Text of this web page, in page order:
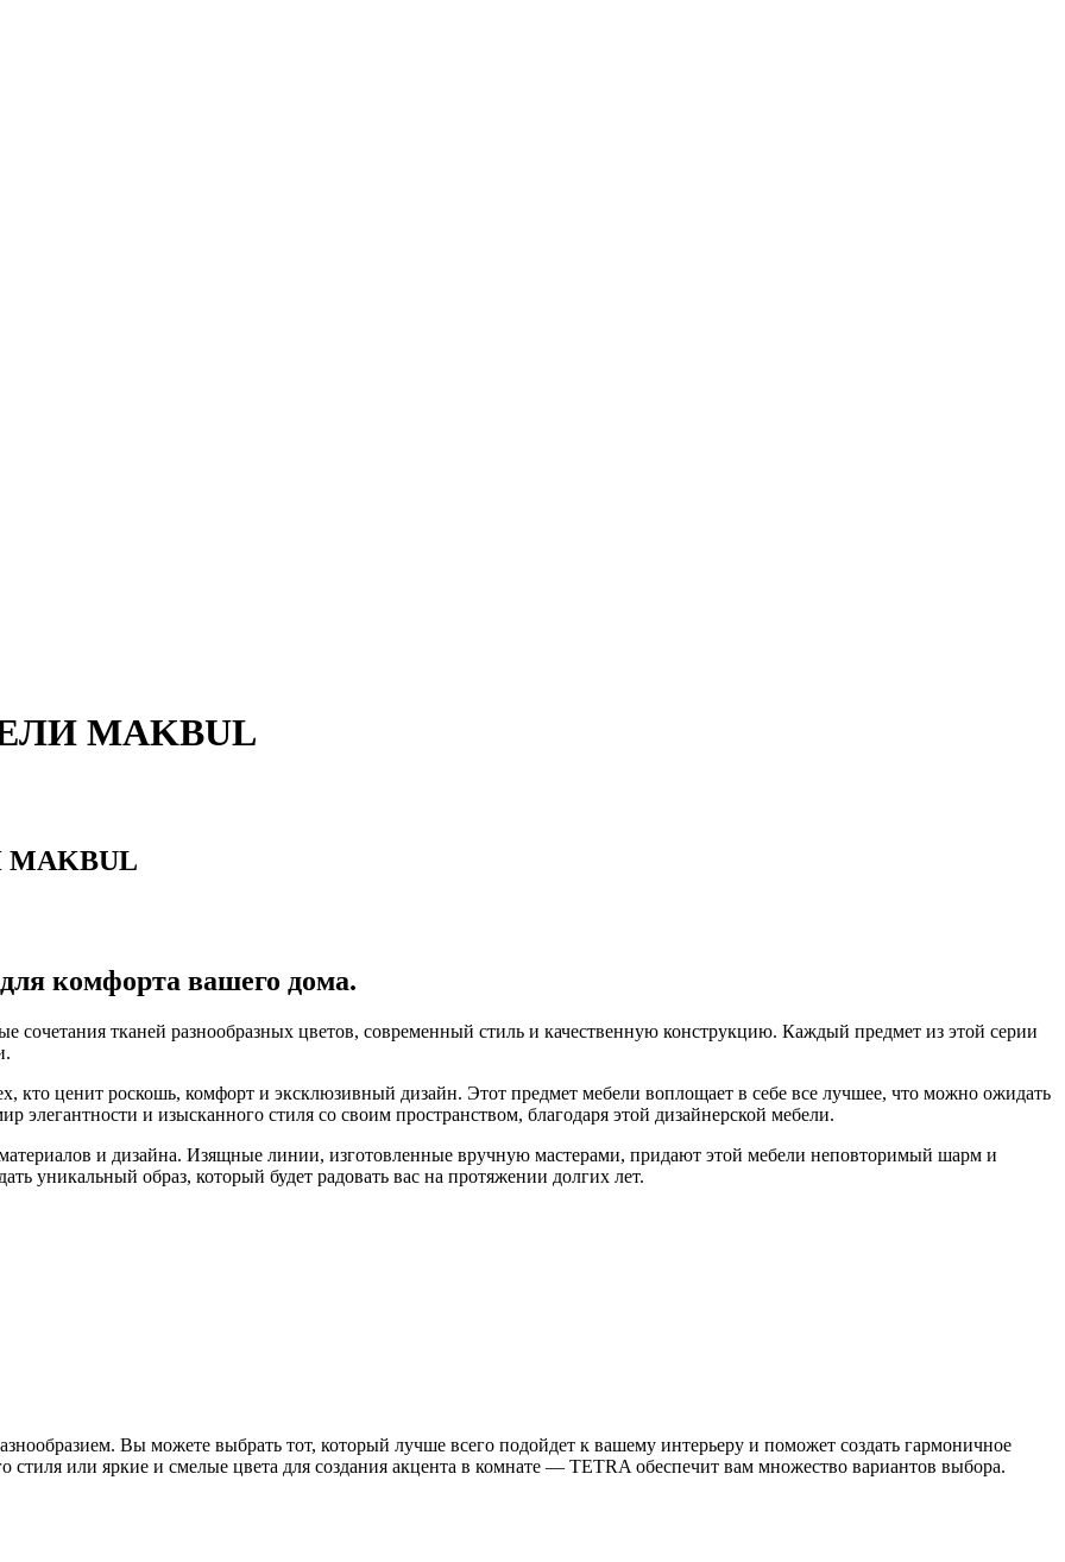
MAKBUL
комфорта вашего дома.
сочетания тканей разнообразных цветов, современный стиль и качественную конструкцию. Каждый предмет из этой серии
ценит роскошь, комфорт и эксклюзивный дизайн. Этот предмет мебели воплощает в себе все лучшее, что можно ожидать
элегантности и изысканного стиля со своим пространством, благодаря этой дизайнерской мебели.
и дизайна. Изящные линии, изготовленные вручную мастерами, придают этой мебели неповторимый шарм и
уникальный образ, который будет радовать вас на протяжении долгих лет.
Вы можете выбрать тот, который лучше всего подойдет к вашему интерьеру и поможет создать гармоничное
стиля или яркие и смелые цвета для создания акцента в комнате — TETRA обеспечит вам множество вариантов выбора.